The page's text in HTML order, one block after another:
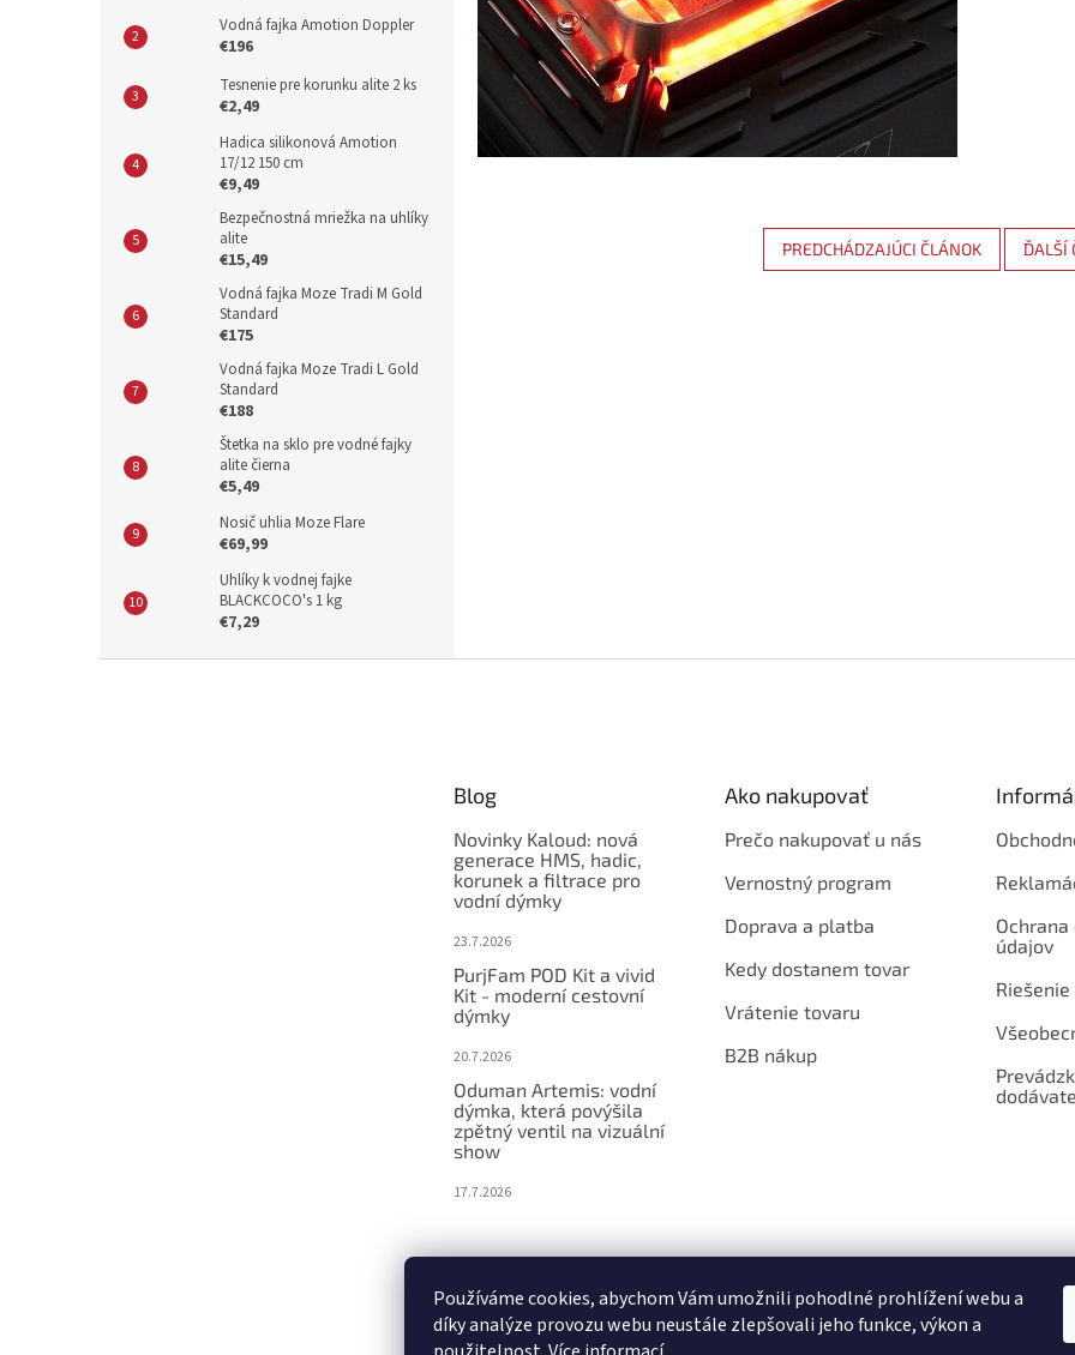
Používáme cookies, abychom Vám umožnili pohodlné prohlížení webu a
díky analýze provozu webu neustále zlepšovali jeho funkce, výkon a
Vodná fajka Amotion Doppler
€196
Tesnenie pre korunku alite 2 ks
€2,49
Hadica silikonová Amotion
17/12 150 cm
€9,49
Bezpečnostná mriežka na uhlíky
alite
€15,49
Vodná fajka Moze Tradi M Gold
Standard
€175
Vodná fajka Moze Tradi L Gold
Standard
€188
Štetka na sklo pre vodné fajky
alite čierna
€5,49
Nosič uhlia Moze Flare
€69,99
Uhlíky k vodnej fajke
BLACKCOCO's 1 kg
€7,29
PREDCHÁDZAJÚCI ČLÁNOK ĎALŠÍ
Blog
Novinky Kaloud: nová
generace HMS, hadic,
korunek a filtrace pro
vodní dýmky
23.7.2026
PurjFam POD Kit a vivid
Kit - moderní cestovní
dýmky
20.7.2026
Oduman Artemis: vodní
dýmka, která povýšila
zpětný ventil na vizuální
show
17.7.2026
Ako nakupovať
Prečo nakupovať u nás
Vernostný program
Doprava a platba
Kedy dostanem tovar
Vrátenie tovaru
B2B nákup
Ochrana
údajov